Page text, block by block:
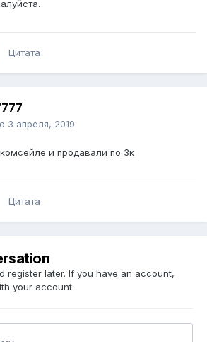
Цитата
3 апреля, 2019
и продавали по 3к
Цитата
register later. If you have an account,
your account.